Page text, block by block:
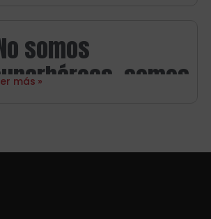
somos
somos
más